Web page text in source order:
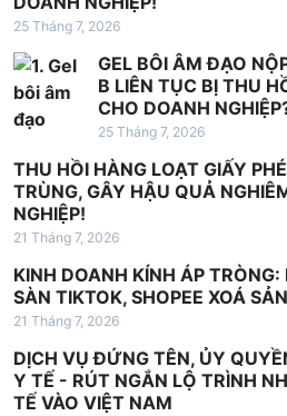
25 Tháng 7, 2026
GEL BÔI ÂM ĐẠO
B LIÊN TỤC BỊ THU
CHO DOANH
25 Tháng 7, 2026
THU HỒI HÀNG LOẠT GIẤY
TRÙNG, GÂY HẬU QUẢ
NGHIỆP!
21 Tháng 7, 2026
KINH DOANH KÍNH ÁP
SÀN TIKTOK, SHOPEE XOÁ
21 Tháng 7, 2026
DỊCH VỤ ĐỨNG TÊN, ỦY
Y TẾ - RÚT NGẮN LỘ TRÌNH
TẾ VÀO VIỆT NAM